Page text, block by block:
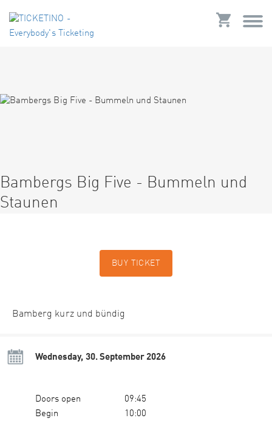
Bambergs Big Five - Bummeln und
Staunen
BUY TICKET
Bamberg kurz und bündig
Wednesday, 30. September 2026
Doors open
09:45
Begin
10:00